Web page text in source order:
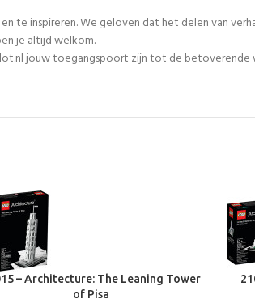
te inspireren. We geloven dat het delen van
je altijd welkom.
jouw toegangspoort zijn tot de betoverende
– Architecture: The Leaning Tower
of Pisa